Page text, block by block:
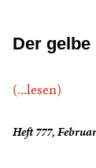
Der
(...lesen)
Heft 777,